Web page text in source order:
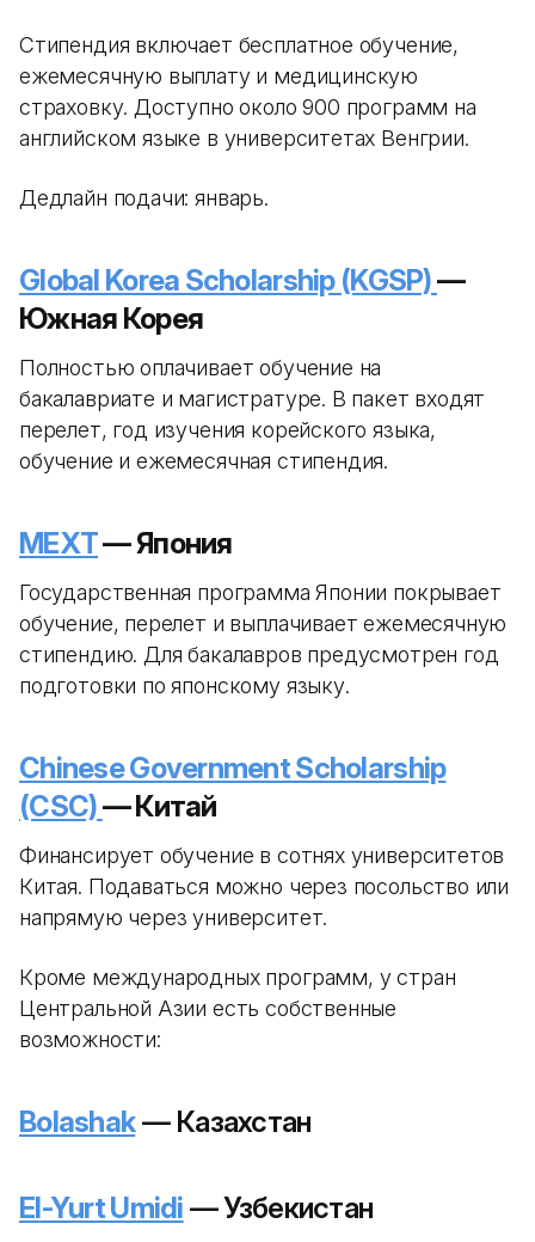
Стипендия включает бесплатное обучение,
ежемесячную выплату и медицинскую
страховку. Доступно около 900 программ на
английском языке в университетах Венгрии.
Дедлайн подачи: январь.
Global Korea Scholarship (KGSP)—
Южная Корея
Полностью оплачивает обучение на
бакалавриате и магистратуре. В пакет входят
перелет, год изучения корейского языка,
обучение и ежемесячная стипендия.
MEXT— Япония
Государственная программа Японии покрывает
обучение, перелет и выплачивает ежемесячную
стипендию. Для бакалавров предусмотрен год
подготовки по японскому языку.
Chinese Government Scholarship
(CSC)— Китай
Финансирует обучение в сотнях университетов
Китая. Подаваться можно через посольство или
напрямую через университет.
Кроме международных программ, у стран
Центральной Азии есть собственные
возможности:
Bolashak— Казахстан
El-Yurt Umidi — Узбекистан